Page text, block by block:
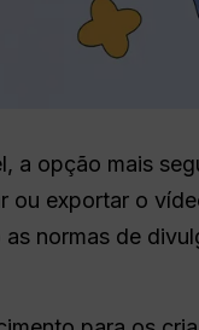
a opção mais
ou exportar o
normas de